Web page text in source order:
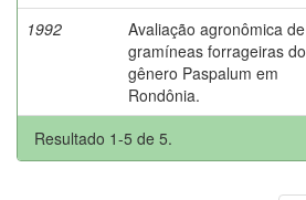
1992
Avaliação agronômica de
gramíneas forrageiras do
gênero Paspalum em
Rondônia.
Resultado 1-5 de 5.